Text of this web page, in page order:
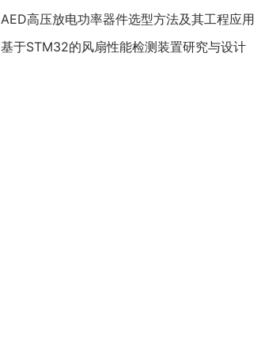
AED高压放电功率器件选型方法及其工程应用
基于STM32的风扇性能检测装置研究与设计